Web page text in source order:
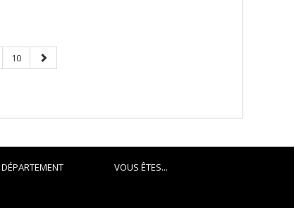
Page
10
Page
suivante
VOUS ÊTES...